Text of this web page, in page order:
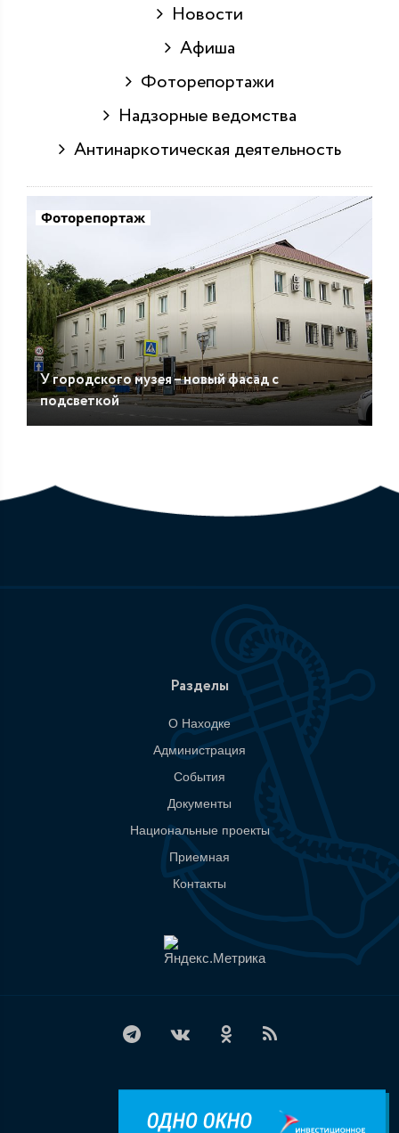
Новости
Афиша
Фоторепортажи
Надзорные ведомства
Антинаркотическая деятельность
Фоторепортаж
У городского музея – новый фасад с
подсветкой
Разделы
О Находке
Администрация
События
Документы
Национальные проекты
Приемная
Контакты